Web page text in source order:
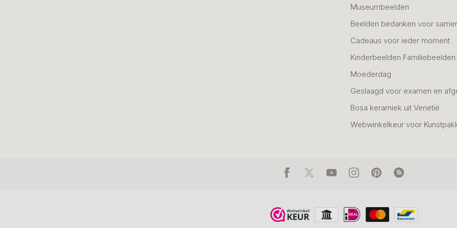
Museumbeelden
Beelden bedanken voor
Cadeaus voor ieder moment
Kinderbeelden Familiebeelden
Moederdag
Geslaagd voor examen en
Bosa keramiek uit Venetië
Webwinkelkeur voor